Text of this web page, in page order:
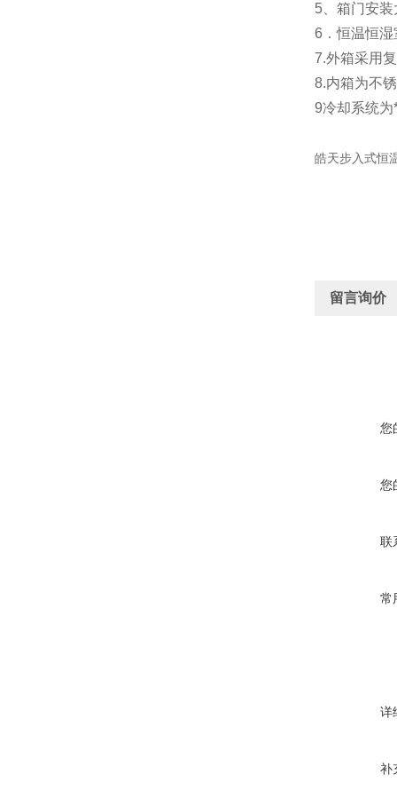
5、箱门安
6．恒温恒
7.外箱采用
8.内箱为不
9冷却系统
皓天步入式恒
留言询价
您
您
联
常
详
补